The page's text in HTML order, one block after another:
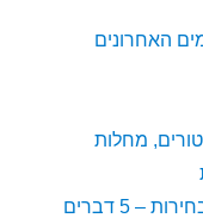
האחרונים
מחלות
רקטות, פיטורים, מחלות ובחירות – 5 דברים